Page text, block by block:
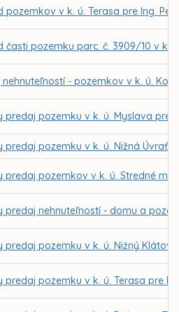
pozemkov v k. ú. Terasa pre Ing.
časti pozemku parc. č. 3909/10 v k.
nehnuteľností - pozemkov v k. ú.
predaj pozemku v k. ú. Myslava pre
predaj pozemku v k. ú. Nižná Úvrať
predaj pozemkov v k. ú. Stredné
predaj nehnuteľností - domu a
predaj pozemku v k. ú. Nižný
predaj pozemku v k. ú. Terasa pre